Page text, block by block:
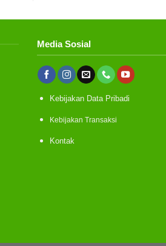
BROKEN HOURS: a
Media Sosial
Kebijakan Data Pribadi
Kebijakan Transaksi
Kontak